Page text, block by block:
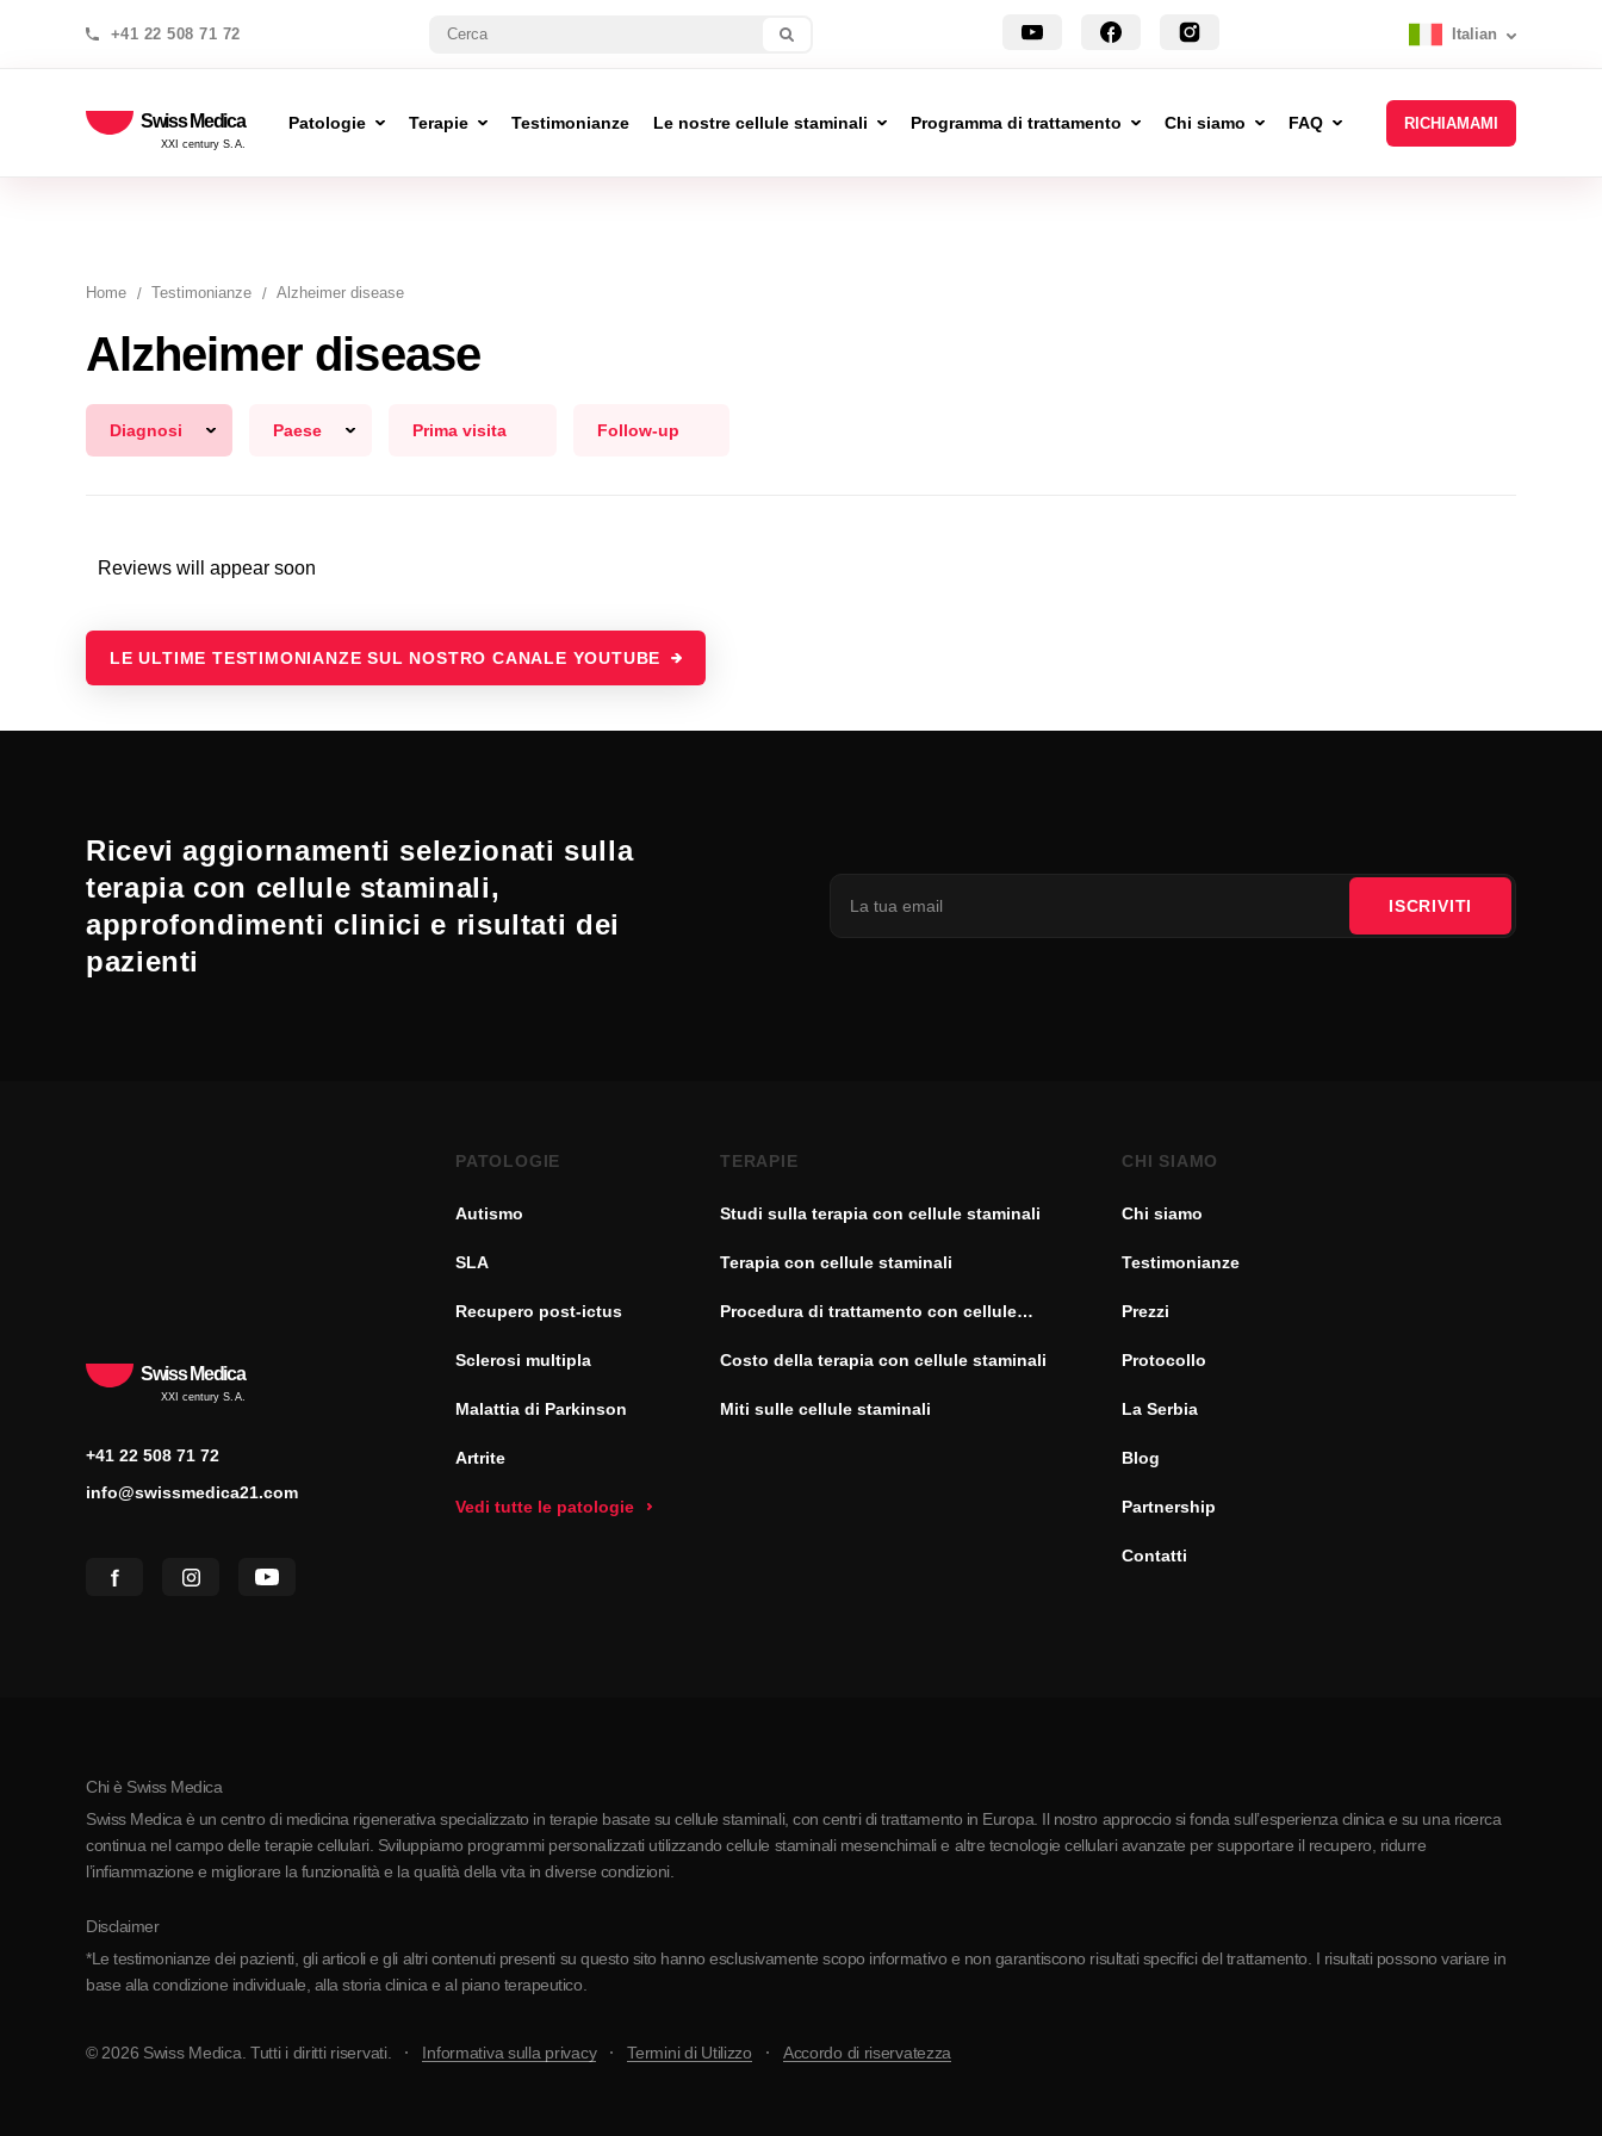
+41 22 508 71 72 Italian
Swiss Medica
XXI century S.A.
Patologie Terapie Testimonianze Le nostre cellule staminali Programma di trattamento Chi siamo FAQ RICHIAMAMI
Home Testimonianze Alzheimer disease
Alzheimer disease
Diagnosi Paese Prima visita Follow-up
Reviews will appear soon
LE ULTIME TESTIMONIANZE SUL NOSTRO CANALE YOUTUBE
Ricevi aggiornamenti selezionati sulla
terapia con cellule staminali,
approfondimenti clinici e risultati dei
pazienti
ISCRIVITI
Swiss Medica
XXI century S.A.
+41 22 508 71 72
info@swissmedica21.com
PATOLOGIE
Autismo
SLA
Recupero post-ictus
Sclerosi multipla
Malattia di Parkinson
Artrite
Vedi tutte le patologie
TERAPIE
Studi sulla terapia con cellule staminali
Terapia con cellule staminali
Procedura di trattamento con cellule
Costo della terapia con cellule staminali
Miti sulle cellule staminali
CHI SIAMO
Chi siamo
Testimonianze
Prezzi
Protocollo
La Serbia
Blog
Partnership
Contatti
Chi è Swiss Medica
Swiss Medica è un centro di medicina rigenerativa specializzato in terapie basate su cellule staminali, con centri di trattamento in Europa. Il nostro approccio si fonda sull’esperienza clinica e su una ricerca
continua nel campo delle terapie cellulari. Sviluppiamo programmi personalizzati utilizzando cellule staminali mesenchimali e altre tecnologie cellulari avanzate per supportare il recupero, ridurre
l’infiammazione e migliorare la funzionalità e la qualità della vita in diverse condizioni.
Disclaimer
*Le testimonianze dei pazienti, gli articoli e gli altri contenuti presenti su questo sito hanno esclusivamente scopo informativo e non garantiscono risultati specifici del trattamento. I risultati possono variare in
base alla condizione individuale, alla storia clinica e al piano terapeutico.
© 2026 Swiss Medica. Tutti i diritti riservati. Informativa sulla privacy Termini di Utilizzo Accordo di riservatezza